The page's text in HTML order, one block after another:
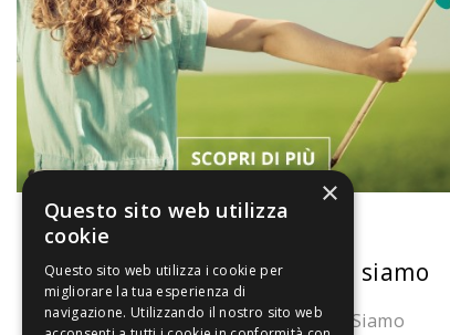
La nostra convenienza
Il risparmio che fa ambiente
Chi siamo
Chi Siamo
×
Questo sito web utilizza
cookie
Questo sito web utilizza i cookie per
migliorare la tua esperienza di
navigazione. Utilizzando il nostro sito web